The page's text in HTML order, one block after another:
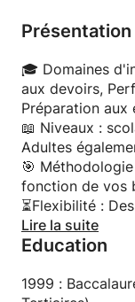
Présentation
🎓 Domaines
aux devoirs,
Préparation aux
📖 Niveaux :
Adultes
🎯
fonction de vos
⏳️Flexibilité :
week-end
🌟 Ma
Lire la suite
Education
1999 :